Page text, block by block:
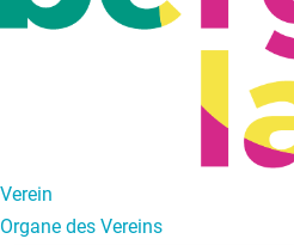
Verein
Organe des Vereins